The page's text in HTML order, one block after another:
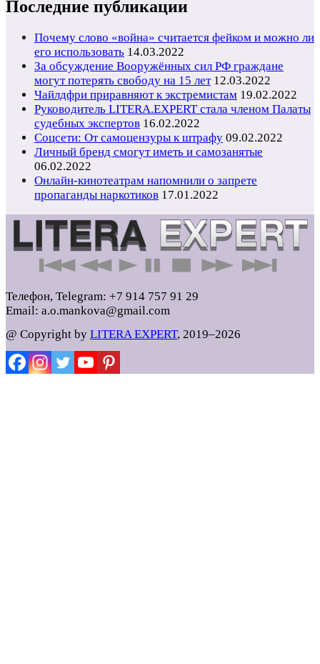
Последние публикации
Почему слово «война» считается фейком и можно ли
его использовать 14.03.2022
За обсуждение Вооружённых сил РФ граждане
могут потерять свободу на 15 лет 12.03.2022
Чайлдфри приравняют к экстремистам 19.02.2022
Руководитель LITERA.EXPERT стала членом Палаты
судебных экспертов 16.02.2022
Соцсети: От самоцензуры к штрафу 09.02.2022
Личный бренд смогут иметь и самозанятые
06.02.2022
Онлайн-кинотеатрам напомнили о запрете
пропаганды наркотиков 17.01.2022
Телефон, Telegram: +7 914 757 91 29
Email: a.o.mankova@gmail.com
@ Copyright by LITERA EXPERT, 2019–2026